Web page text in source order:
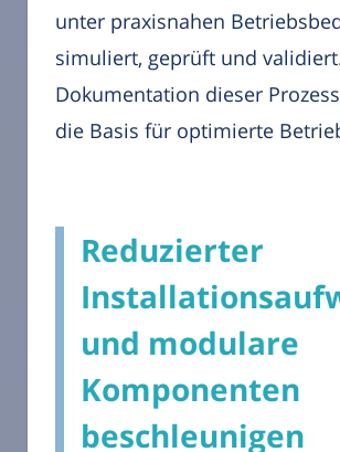
unter praxisnahen
simuliert, geprüft und
Dokumentation dieser
die Basis für optimierte
Reduzierter
und modulare
Komponenten
beschleunigen